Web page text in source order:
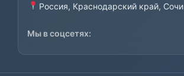
Россия, Краснодарский край, Сочи
Мы в соцсетях: